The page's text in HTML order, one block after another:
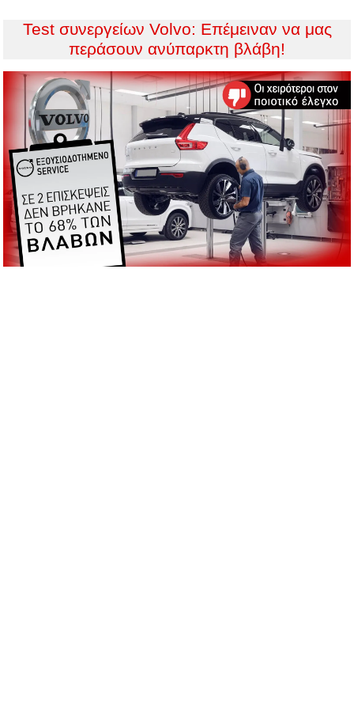
Test συνεργείων Volvo: Επέμειναν να μας
περάσουν ανύπαρκτη βλάβη!